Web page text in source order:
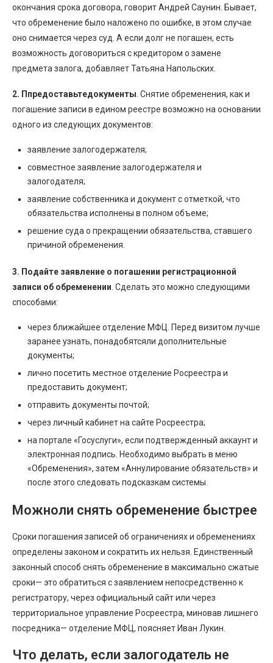
окончания срока договора, говорит Андрей Саунин. Бывает,
что обременение было наложено по ошибке, в этом случае
оно снимается через суд. А если долг не погашен, есть
возможность договориться с кредитором о замене
предмета залога, добавляет Татьяна Напольских.
2. Ппредоставьтедокументы . Снятие обременения, как и
погашение записи в едином реестре возможно на основании
одного из следующих документов:
заявление залогодержателя;
совместное заявление залогодержателя и
залогодателя;
заявление собственника и документ с отметкой, что
обязательства исполнены в полном объеме;
решение суда о прекращении обязательства, ставшего
причиной обременения.
3. Подайте заявление о погашении регистрационной
записи об обременении . Сделать это можно следующими
способами:
через ближайшее отделение МФЦ. Перед визитом лучше
заранее узнать, понадобятсяли дополнительные
документы;
лично посетить местное отделение Росреестра и
предоставить документ;
отправить документы почтой;
через личный кабинет на сайте Росреестра;
на портале «Госуслуги», если подтвержденный аккаунт и
электронная подпись. Необходимо выбрать в меню
«Обременения», затем «Аннулирование обязательств» и
после этого следовать подсказкам системы.
Можноли снять обременение быстрее
Сроки погашения записей об ограничениях и обременениях
определены законом и сократить их нельзя. Единственный
законный способ снять обременение в максимально сжатые
сроки— это обратиться с заявлением непосредственно к
регистратору, через официальный сайт или через
территориальное управление Росреестра, миновав лишнего
посредника— отделение МФЦ, поясняет Иван Лукин.
Что делать, если залогодатель не